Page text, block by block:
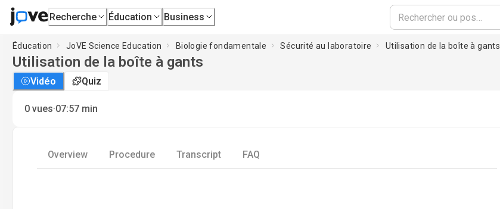
Recherche Éducation Business
Éducation JoVE Science Education Biologie fondamentale Sécurité au laboratoire Utilisation de la boîte à gants
Utilisation de la boîte à gants
Vidéo Quiz
0 vues·07:57 min
Overview Procedure Transcript FAQ